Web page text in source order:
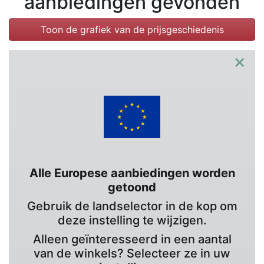
Toon de grafiek van de prijsgeschiedenis
×
Alle Europese aanbiedingen worden
getoond
Gebruik de landselector in de kop om
deze instelling te wijzigen.
Alleen geïnteresseerd in een aantal
van de winkels? Selecteer ze in uw